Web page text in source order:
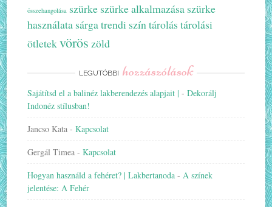
összehangolása szürke szürke alkalmazása szürke
használata sárgatrendi színtárolás tárolási
ötletekvörös zöld
LEGUTÓBBI hozzászólások
Sajátítsd el a balinéz lakberendezés alapjait | -Dekorálj
Indonéz stílusban!
Jancso Kata -Kapcsolat
Gergál Timea -Kapcsolat
Hogyan használd a fehéret? | Lakbertanoda -A színek
jelentése: A Fehér